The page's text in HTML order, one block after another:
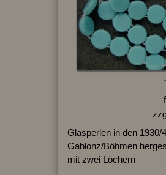
Glasperlen in den 1930/
Gablonz/Böhmen
mit zwei Löchern